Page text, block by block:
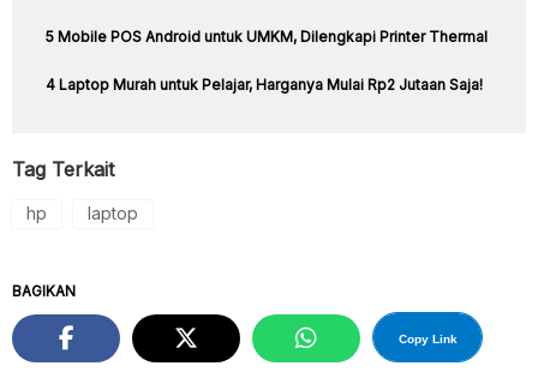
5 Mobile POS Android untuk UMKM, Dilengkapi Printer Thermal
4 Laptop Murah untuk Pelajar, Harganya Mulai Rp2 Jutaan Saja!
Tag Terkait
hp laptop
BAGIKAN
Copy Link